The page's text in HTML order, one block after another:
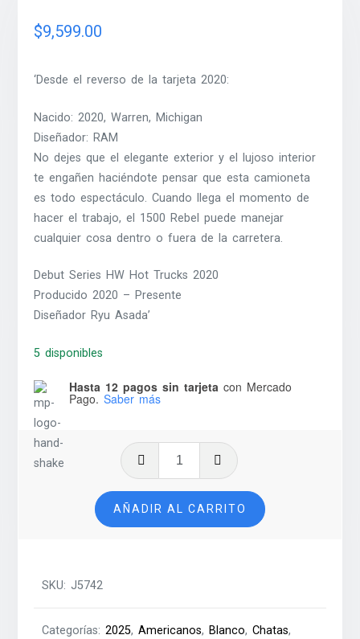
$9,599.00
‘Desde el reverso de la tarjeta 2020:
Nacido: 2020, Warren, Michigan
Diseñador: RAM
No dejes que el elegante exterior y el lujoso interior
te engañen haciéndote pensar que esta camioneta
es todo espectáculo. Cuando llega el momento de
hacer el trabajo, el 1500 Rebel puede manejar
cualquier cosa dentro o fuera de la carretera.
Debut Series HW Hot Trucks 2020
Producido 2020 – Presente
Diseñador Ryu Asada’
5 disponibles
Hasta 12 pagos sin tarjeta con Mercado
Pago. Saber más
2020
1500
Rebel
AÑADIR AL CARRITO
SKU:J5742
Categorías:2025,Americanos,Blanco,Chatas,